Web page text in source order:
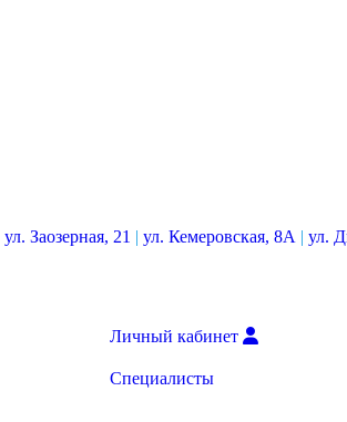
ул. Заозерная, 21 | ул. Кемеровская, 8А | ул.
Личный кабинет
Специалисты